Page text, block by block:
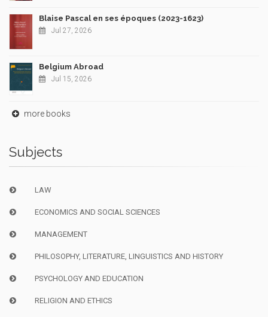
Blaise Pascal en ses époques (2023-1623)
Jul 27, 2026
Belgium Abroad
Jul 15, 2026
more books
Subjects
LAW
ECONOMICS AND SOCIAL SCIENCES
MANAGEMENT
PHILOSOPHY, LITERATURE, LINGUISTICS AND HISTORY
PSYCHOLOGY AND EDUCATION
RELIGION AND ETHICS